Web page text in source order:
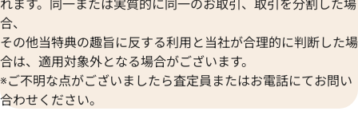
エルメス ケリーウォレット 財布 レザー
□P刻印 シルバー金具
参考買取価格
45,000円
2025年12月17日時点
エルメス ケリー
□O刻印 シルバー
27,000円
2025年7月17日時
合、
その他当特典の趣旨に反する利用と当社が合理的に判断した場
合は、適用対象外となる場合がございます。
※ご不明な点がございましたら査定員またはお電話にてお問い
合わせください。